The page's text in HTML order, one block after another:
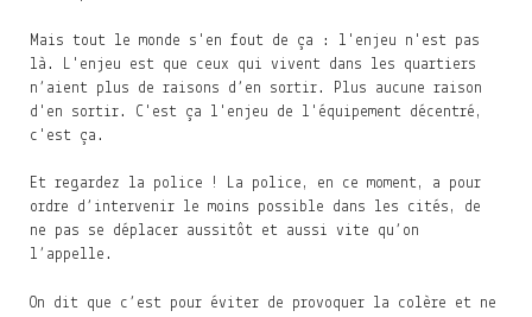
Mais tout le monde s'en fout de ça : l'enjeu n'est pas
là. L'enjeu est que ceux qui vivent dans les quartiers
n’aient plus de raisons d’en sortir. Plus aucune raison
d'en sortir. C'est ça l'enjeu de l'équipement décentré,
c'est ça.
Et regardez la police ! La police, en ce moment, a pour
ordre d’intervenir le moins possible dans les cités, de
ne pas se déplacer aussitôt et aussi vite qu’on
l’appelle.
On dit que c’est pour éviter de provoquer la colère et ne